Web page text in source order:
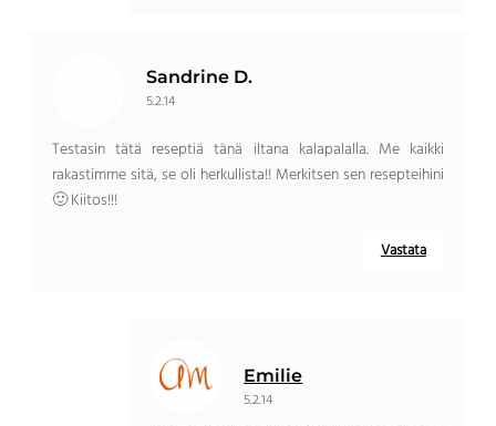
Sandrine D.
5.2.14
Testasin tätä reseptiä tänä iltana kalapalalla. Me kaikki
rakastimme sitä, se oli herkullista!! Merkitsen sen resepteihini
🙂 Kiitos!!!
Vastata
Emilie
5.2.14